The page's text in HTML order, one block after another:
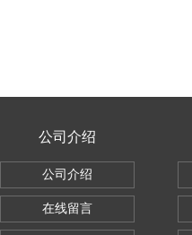
公司介绍
公司介绍
在线留言